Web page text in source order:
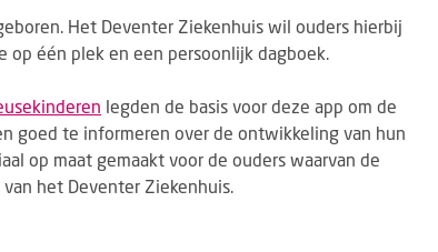
Het Deventer Ziekenhuis wil ouders hierbij
één plek en een persoonlijk dagboek.
legden de basis voor deze app om de
goed te informeren over de ontwikkeling van hun
op maat gemaakt voor de ouders waarvan de
het Deventer Ziekenhuis.